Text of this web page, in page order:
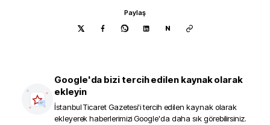
Paylaş
N
Google'da bizi tercih edilen kaynak olarak
ekleyin
İstanbul Ticaret Gazetesi'i tercih edilen kaynak olarak
ekleyerek haberlerimizi Google'da daha sık görebilirsiniz.